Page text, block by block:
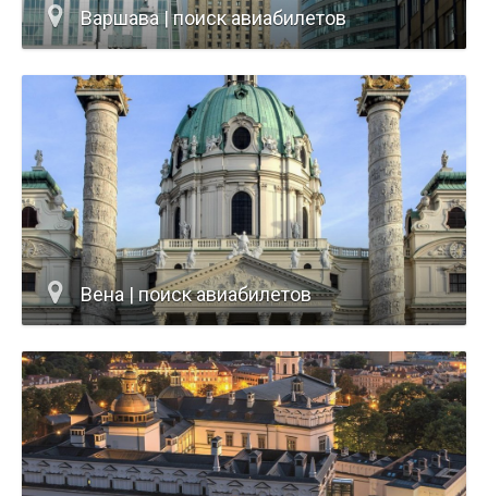
Варшава | поиск авиабилетов
Вена | поиск авиабилетов